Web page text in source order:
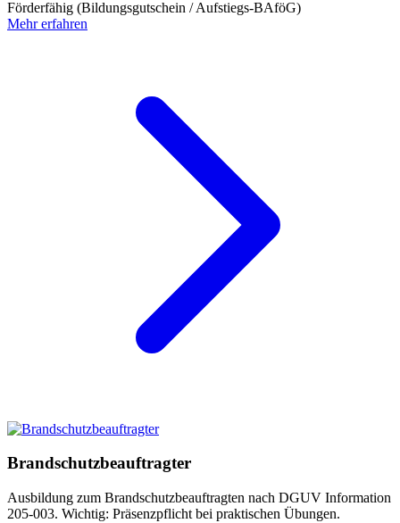
Förderfähig (Bildungsgutschein / Aufstiegs-BAföG)
Mehr erfahren
Brandschutzbeauftragter
Ausbildung zum Brandschutzbeauftragten nach DGUV Information
205-003. Wichtig: Präsenzpflicht bei praktischen Übungen.